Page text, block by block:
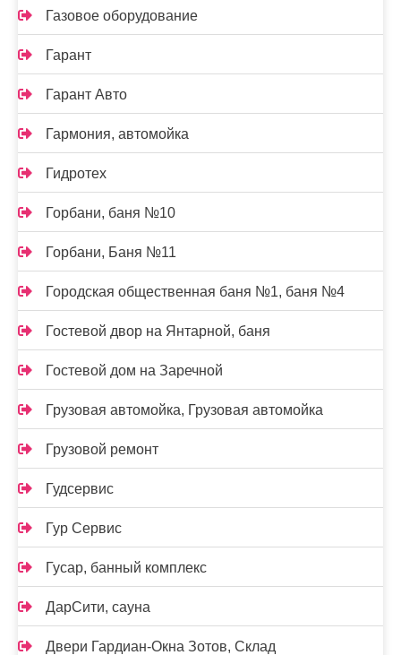
Газовое оборудование
Гарант
Гарант Авто
Гармония, автомойка
Гидротех
Горбани, баня №10
Горбани, Баня №11
Городская общественная баня №1, баня №4
Гостевой двор на Янтарной, баня
Гостевой дом на Заречной
Грузовая автомойка, Грузовая автомойка
Грузовой ремонт
Гудсервис
Гур Сервис
Гусар, банный комплекс
ДарСити, сауна
Двери Гардиан-Окна Зотов, Склад